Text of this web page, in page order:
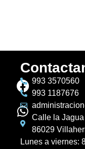
993 3570560
993 1187676
Calle la
86029
Lunes a viernes: